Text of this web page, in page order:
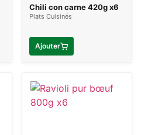
Chili con carne 420g x6
Plats Cuisinés
Ajouter